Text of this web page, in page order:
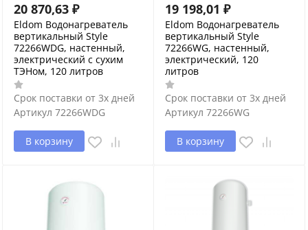
20 870,63 ₽
Eldom Водонагреватель
вертикальный Style
72266WDG, настенный,
электрический с сухим
ТЭНом, 120 литров
Срок поставки от 3х дней
Артикул 72266WDG
В корзину
19 198,01 ₽
Eldom Водонагреватель
вертикальный Style
72266WG, настенный,
электрический, 120
литров
Срок поставки от 3х дней
Артикул 72266WG
В корзину